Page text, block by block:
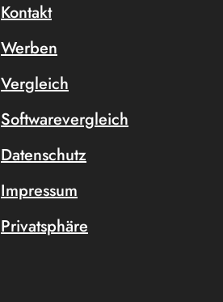
Kontakt
Werben
Vergleich
Softwarevergleich
Datenschutz
Impressum
Privatsphäre